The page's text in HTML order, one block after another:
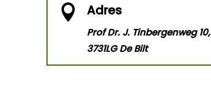
 Adres
Prof Dr. J. Tinbergenweg 10,
3731LG De Bilt